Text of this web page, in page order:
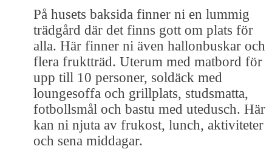
På husets baksida finner ni en lummig
trädgård där det finns gott om plats för
alla. Här finner ni även hallonbuskar och
flera fruktträd. Uterum med matbord för
upp till 10 personer, soldäck med
loungesoffa och grillplats, studsmatta,
fotbollsmål och bastu med utedusch. Här
kan ni njuta av frukost, lunch, aktiviteter
och sena middagar.